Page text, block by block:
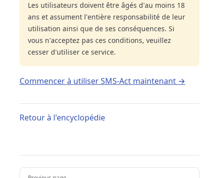
Les utilisateurs doivent être âgés d'au moins 18
ans et assument l'entière responsabilité de leur
utilisation ainsi que de ses conséquences. Si
vous n'acceptez pas ces conditions, veuillez
cesser d'utiliser ce service.
Commencer à utiliser SMS-Act maintenant →
Retour à l'encyclopédie
Pager